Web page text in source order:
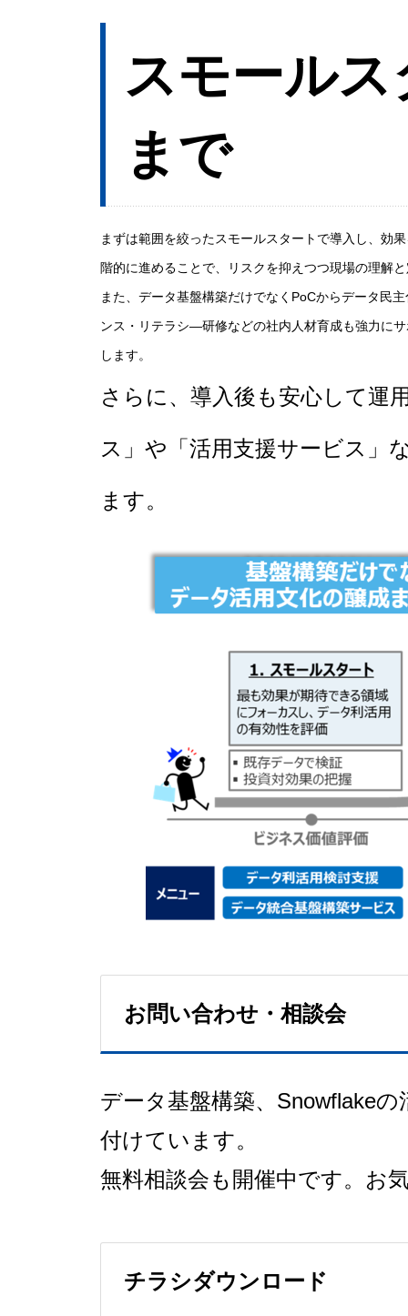
スモール
まで
まずは範囲を絞ったスモールスタートで導入し、効
階的に進めることで、リスクを抑えつつ現場の理解
また、データ基盤構築だけでなくPoCからデータ民
ンス・リテラシ―研修などの社内人材育成も強力に
します。
さらに、導入後も安心して運
ス」や「活用支援サービス」
ます。
お問い合わせ・相談会
データ基盤構築、Snowflake
付けています。
無料相談会も開催中です。お
チラシダウンロード